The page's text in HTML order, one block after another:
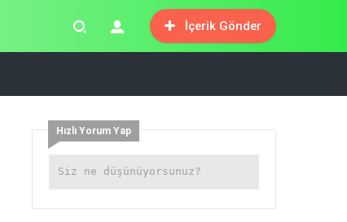
İçerik Gönder
Hızlı Yorum Yap